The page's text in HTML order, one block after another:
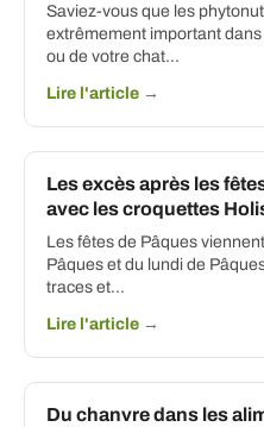
Saviez-vous que les
extrêmement important
ou de votre chat…
Lire l'article →
Les excès après les
avec les croquettes
Les fêtes de Pâques
Pâques et du lundi de
traces et...
Lire l'article →
Du chanvre dans les